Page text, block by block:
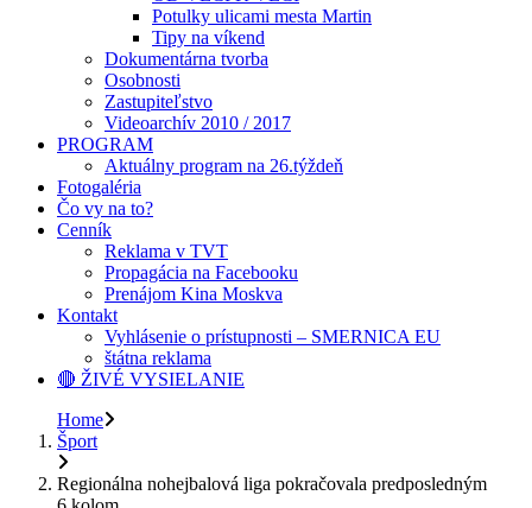
Potulky ulicami mesta Martin
Tipy na víkend
Dokumentárna tvorba
Osobnosti
Zastupiteľstvo
Videoarchív 2010 / 2017
PROGRAM
Aktuálny program na 26.týždeň
Fotogaléria
Čo vy na to?
Cenník
Reklama v TVT
Propagácia na Facebooku
Prenájom Kina Moskva
Kontakt
Vyhlásenie o prístupnosti – SMERNICA EU
štátna reklama
🔴 ŽIVÉ VYSIELANIE
Home
Šport
Regionálna nohejbalová liga pokračovala predposledným